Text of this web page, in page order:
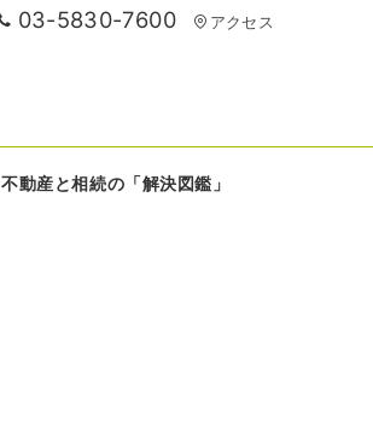
03-5830-7600 アクセス
不動産と相続の「解決図鑑」